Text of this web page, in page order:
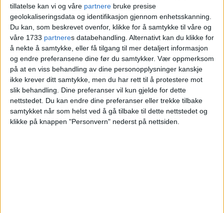
tillatelse kan vi og våre partnere bruke presise
geolokaliseringsdata og identifikasjon gjennom enhetsskanning.
Du kan, som beskrevet ovenfor, klikke for å samtykke til våre og
våre 1733 partneres databehandling. Alternativt kan du klikke for
å nekte å samtykke, eller få tilgang til mer detaljert informasjon
og endre preferansene dine før du samtykker. Vær oppmerksom
på at en viss behandling av dine personopplysninger kanskje
ikke krever ditt samtykke, men du har rett til å protestere mot
slik behandling. Dine preferanser vil kun gjelde for dette
nettstedet. Du kan endre dine preferanser eller trekke tilbake
samtykket når som helst ved å gå tilbake til dette nettstedet og
klikke på knappen "Personvern" nederst på nettsiden.
oss i vårt arbeid som folkevalgte